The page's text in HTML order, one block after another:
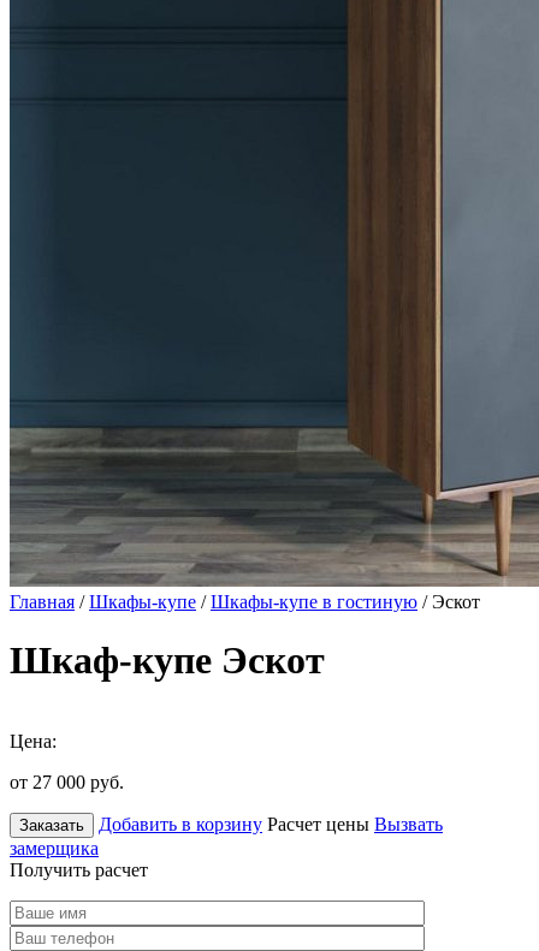
Главная /Шкафы-купе /Шкафы-купе в гостиную / Эскот
Шкаф-купе Эскот
Цена:
от 27 000 руб.
Заказать Добавить в корзину Расчет цены Вызвать
замерщика
Получить расчет